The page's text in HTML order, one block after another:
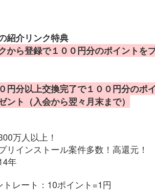
紹介リンク特典
から登録で１００円分のポイントを
円分以上交換完了で１００円分のポ
ント（入会から翌々月末まで）
万人以上！
リインストール案件多数！高還元！
年
トレート：10ポイント=1円